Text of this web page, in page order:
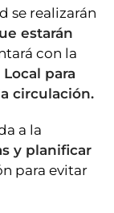
se realizarán
estarán
con la
para
circulación.
a la
y planificar
para evitar